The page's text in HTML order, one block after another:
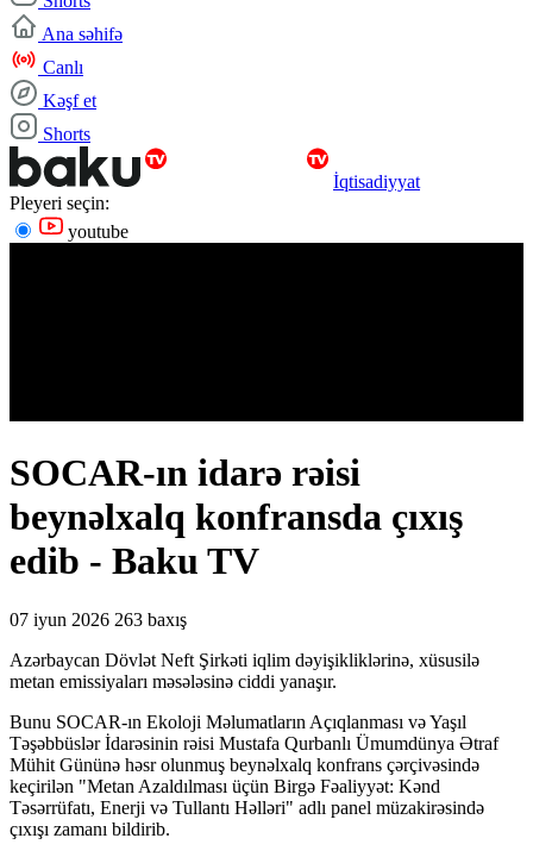
Ana səhifə
Canlı
Kəşf et
Shorts
İqtisadiyyat
Pleyeri seçin:
youtube
SOCAR-ın idarə rəisi
beynəlxalq konfransda çıxış
edib - Baku TV
07 iyun 2026 263 baxış
Azərbaycan Dövlət Neft Şirkəti iqlim dəyişikliklərinə, xüsusilə
metan emissiyaları məsələsinə ciddi yanaşır.
Bunu SOCAR-ın Ekoloji Məlumatların Açıqlanması və Yaşıl
Təşəbbüslər İdarəsinin rəisi Mustafa Qurbanlı Ümumdünya Ətraf
Mühit Gününə həsr olunmuş beynəlxalq konfrans çərçivəsində
keçirilən "Metan Azaldılması üçün Birgə Fəaliyyət: Kənd
Təsərrüfatı, Enerji və Tullantı Həlləri" adlı panel müzakirəsində
çıxışı zamanı bildirib.